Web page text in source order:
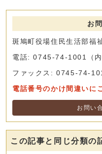
お
斑鳩町役場住民生活部福
電話: 0745-74-1001（
ファックス: 0745-74-
電話番号のかけ間違いに
お問い
この記事と同じ分類の